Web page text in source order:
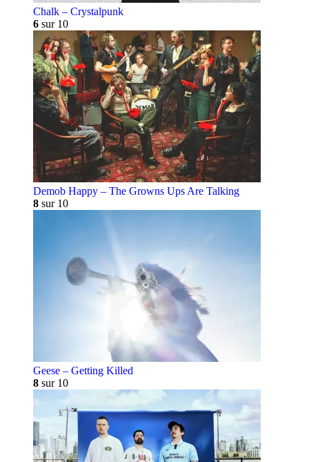
Chalk – Crystalpunk
6 sur 10
Demob Happy – The Growns Ups Are Talking
8 sur 10
Geese – Getting Killed
8 sur 10